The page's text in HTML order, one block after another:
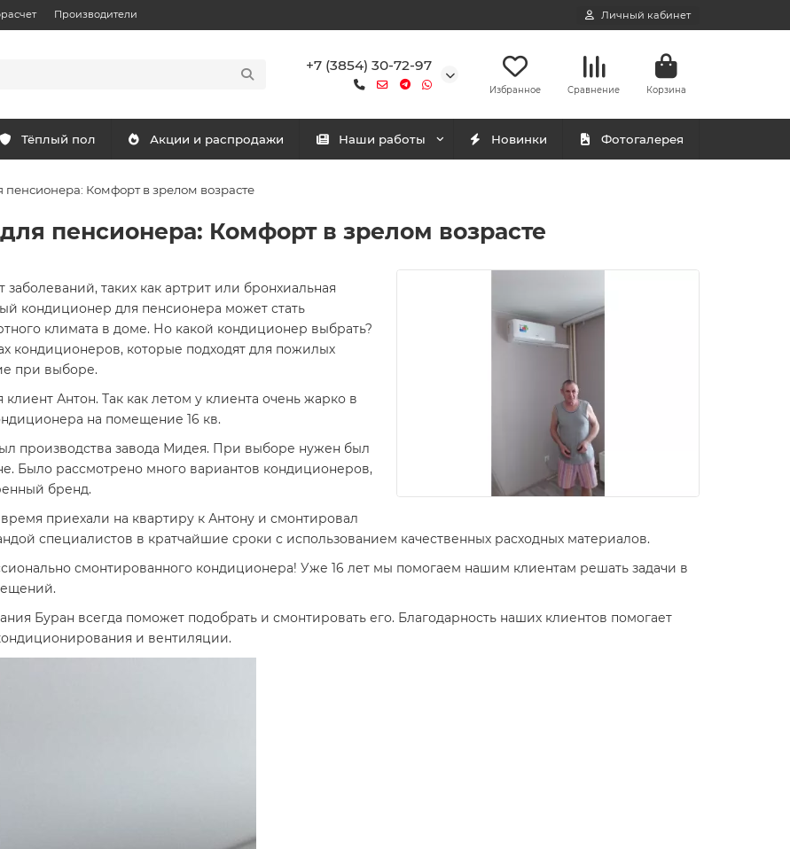
Производители Личный кабинет
+7 (3854) 30-72-97
Избранное Сравнение Корзина
Тёплый пол Акции и распродажи Наши работы Новинки Фотогалерея
Комфорт в зрелом возрасте
пенсионера: Комфорт в зрелом возрасте
таких как артрит или бронхиальная
кондиционер для пенсионера может стать
климата в доме. Но какой кондиционер выбрать?
кондиционеров, которые подходят для пожилых
при выборе.
Антон. Так как летом у клиента очень жарко в
на помещение 16 кв.
производства завода Мидея. При выборе нужен был
Было рассмотрено много вариантов кондиционеров,
бренд.
приехали на квартиру к Антону и смонтировал
специалистов в кратчайшие сроки с использованием качественных расходных материалов.
смонтированного кондиционера! Уже 16 лет мы помогаем нашим клиентам решать задачи в
Буран всегда поможет подобрать и смонтировать его. Благодарность наших клиентов помогает
и вентиляции.